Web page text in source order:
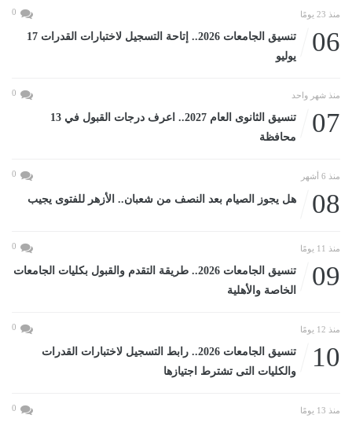
منذ 23 يومًا 0
06
تنسيق الجامعات 2026.. إتاحة التسجيل لاختبارات القدرات 17
يوليو
منذ شهر واحد 0
07
تنسيق الثانوى العام 2027.. اعرف درجات القبول في 13
محافظة
منذ 6 أشهر 0
08 هل يجوز الصيام بعد النصف من شعبان.. الأزهر للفتوى يجيب
منذ 11 يومًا 0
09
تنسيق الجامعات 2026.. طريقة التقدم والقبول بكليات الجامعات
الخاصة والأهلية
منذ 12 يومًا 0
10
تنسيق الجامعات 2026.. رابط التسجيل لاختبارات القدرات
والكليات التى تشترط اجتيازها
منذ 13 يومًا 0